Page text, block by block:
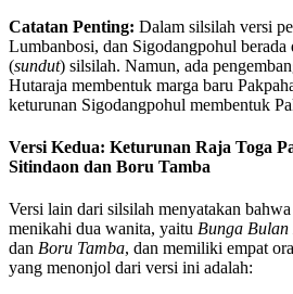
Catatan Penting: Dalam silsilah versi
Lumbanbosi, dan Sigodangpohul berada
(sundut) silsilah. Namun, ada
Hutaraja membentuk marga baru
keturunan Sigodangpohul membentuk
Versi Kedua: Keturunan Raja Toga
Sitindaon dan Boru Tamba
Versi lain dari silsilah menyatakan
menikahi dua wanita, yaitu Bunga
dan Boru Tamba, dan memiliki empat
yang menonjol dari versi ini adalah: